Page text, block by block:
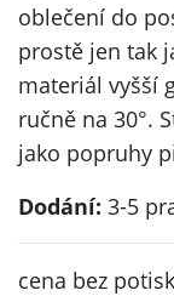
oblečení do
prostě jen tak
materiál vyšší
ručně na 30°.
jako popruhy
Dodání: 3-5
cena bez